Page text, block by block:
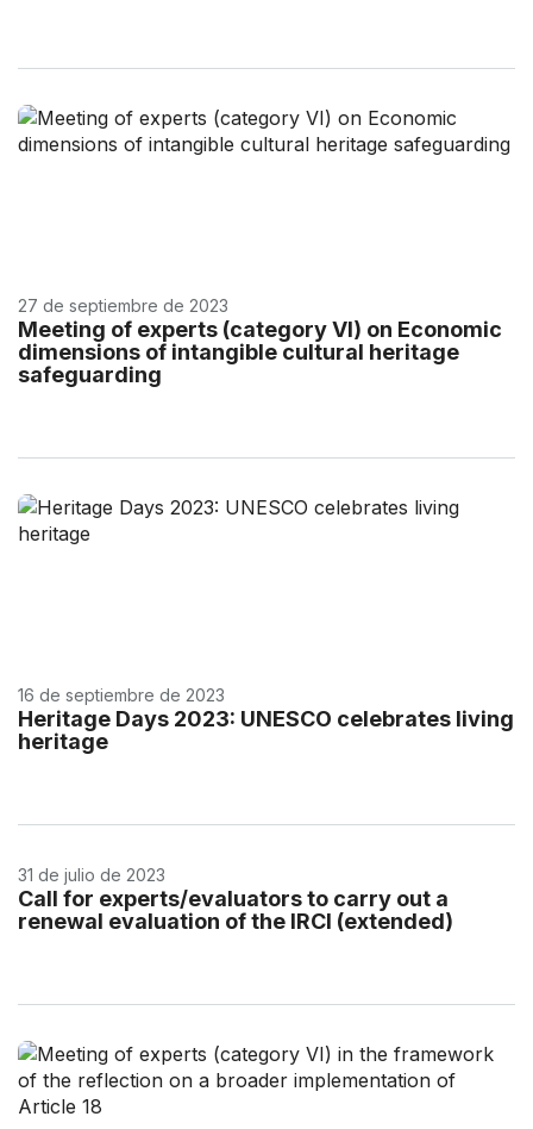
27 de septiembre de 2023
Meeting of experts (category VI) on Economic
dimensions of intangible cultural heritage
safeguarding
16 de septiembre de 2023
Heritage Days 2023: UNESCO celebrates living
heritage
31 de julio de 2023
Call for experts/evaluators to carry out a
renewal evaluation of the IRCI (extended)